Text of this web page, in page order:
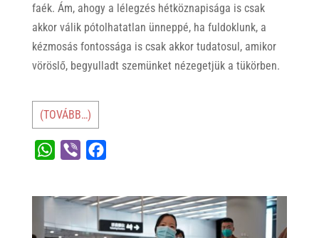
faék. Ám, ahogy a lélegzés hétköznapisága is csak
akkor válik pótolhatatlan ünneppé, ha fuldoklunk, a
kézmosás fontossága is csak akkor tudatosul, amikor
vöröslő, begyulladt szemünket nézegetjük a tükörben.
(TOVÁBB…)
t
s
e
r
e
b